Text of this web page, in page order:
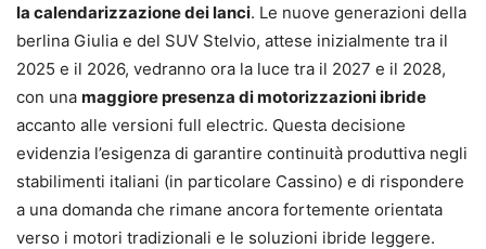
la calendarizzazione dei lanci. Le nuove generazioni della
berlina Giulia e del SUV Stelvio, attese inizialmente tra il
2025 e il 2026, vedranno ora la luce tra il 2027 e il 2028,
con una maggiore presenza di motorizzazioni ibride
accanto alle versioni full electric. Questa decisione
evidenzia l’esigenza di garantire continuità produttiva negli
stabilimenti italiani (in particolare Cassino) e di rispondere
a una domanda che rimane ancora fortemente orientata
verso i motori tradizionali e le soluzioni ibride leggere.